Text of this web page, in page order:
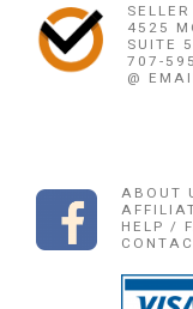
SELLER
4525
SUITE
707-
@
ABOUT
HELP /